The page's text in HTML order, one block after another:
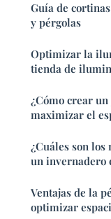
Guía de
y pérgolas
Optimizar la
tienda de
¿Cómo crear
maximizar el
¿Cuáles son
un invernadero
Ventajas de la
optimizar